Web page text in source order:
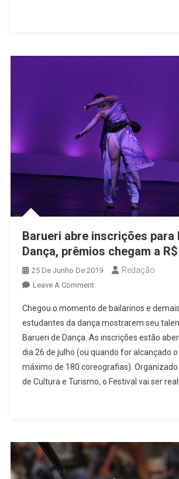
Barueri abre inscrições para
Dança, prêmios chegam a R$
25 De Junho De 2019 Redação
Leave A CommentOn
Abre
Inscrições
Para
Festival
De
Dança,
5
Mil
Chegou o momento de bailarinos e
estudantes da dança mostrarem seu
Barueri de Dança. As inscrições estão
dia 26 de julho (ou quando for alcançado
máximo de 180 coreografias).
de Cultura e Turismo, o Festival vai ser